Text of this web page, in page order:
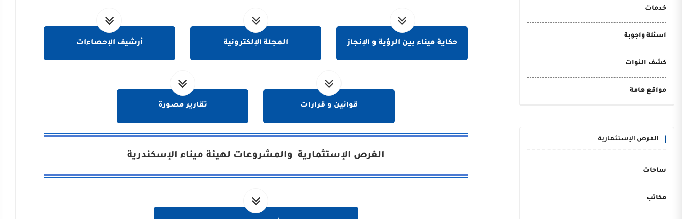
خدمات
اسئلة واجوبة
كشف النوات
مواقع هامة
الفرص الإستثمارية
ساحات
مكاتب
حكاية ميناء بين الرؤية و الإنجاز المجلة الإلكترونية أرشيف الإحصاءات
قوانين و قرارات تقارير مصورة
الفرص الإستثمارية والمشروعات لهيئة ميناء الإسكندرية